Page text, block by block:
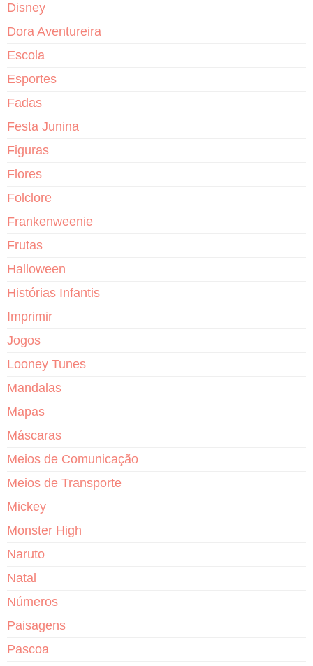
Disney
Dora Aventureira
Escola
Esportes
Fadas
Festa Junina
Figuras
Flores
Folclore
Frankenweenie
Frutas
Halloween
Histórias Infantis
Imprimir
Jogos
Looney Tunes
Mandalas
Mapas
Máscaras
Meios de Comunicação
Meios de Transporte
Mickey
Monster High
Naruto
Natal
Números
Paisagens
Pascoa